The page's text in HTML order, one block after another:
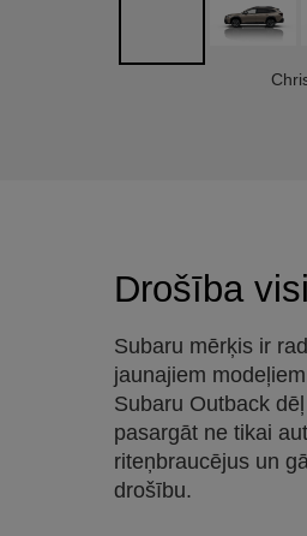
Drošība
Subaru mērķis ir
jaunajiem
Subaru Outback
pasargāt ne tikai
riteņbraucējus un
drošību.